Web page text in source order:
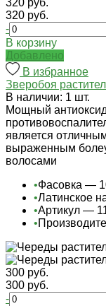
320 руб.
320 руб.
-
В корзину
Добавлено
В избранное
Зверобоя
В наличии: 1 шт.
Мощный
является
выраженным
волосами
•Фасовка —
•Латинское
•Артикул —
•
300 руб.
300 руб.
-